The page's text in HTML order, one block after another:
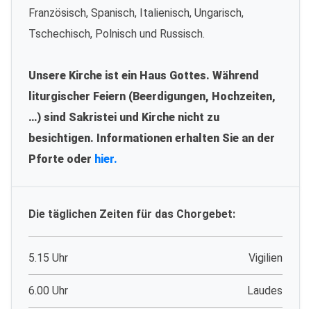
Französisch, Spanisch, Italienisch, Ungarisch,
Tschechisch, Polnisch und Russisch.
Unsere Kirche ist ein Haus Gottes. Während
liturgischer Feiern (Beerdigungen, Hochzeiten,
…) sind Sakristei und Kirche nicht zu
besichtigen. Informationen erhalten Sie an der
Pforte oder hier.
Die täglichen Zeiten für das Chorgebet:
5.15 Uhr Vigilien
6.00 Uhr Laudes